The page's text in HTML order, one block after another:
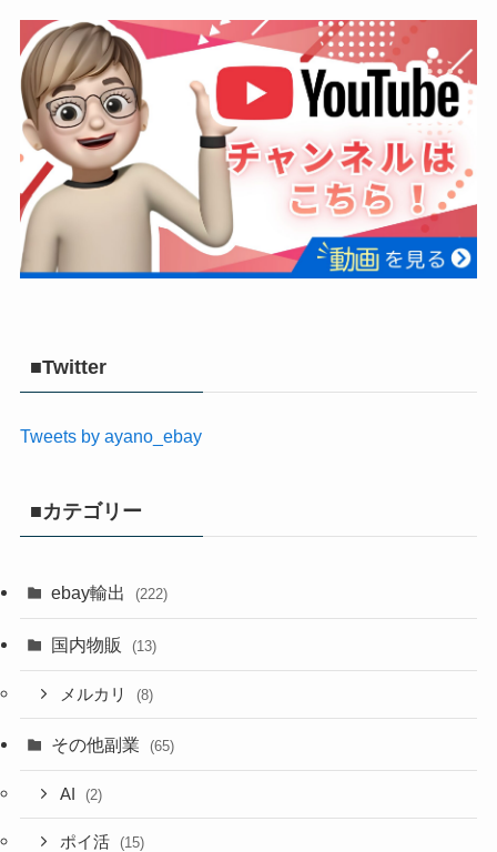
■Twitter
Tweets by ayano_ebay
■カテゴリー
ebay輸出 (222)
国内物販 (13)
メルカリ (8)
その他副業 (65)
AI (2)
ポイ活 (15)